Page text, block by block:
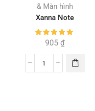
& Màn hình
Xanna Note
905 ₫